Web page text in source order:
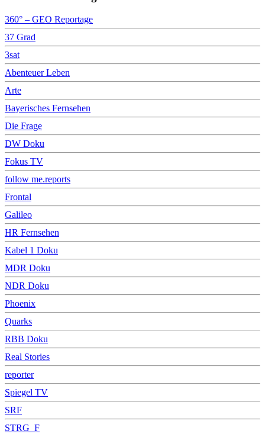
360° – GEO Reportage
37 Grad
3sat
Abenteuer Leben
Arte
Bayerisches Fernsehen
Die Frage
DW Doku
Fokus TV
follow me.reports
Frontal
Galileo
HR Fernsehen
Kabel 1 Doku
MDR Doku
NDR Doku
Phoenix
Quarks
RBB Doku
Real Stories
reporter
Spiegel TV
SRF
STRG_F